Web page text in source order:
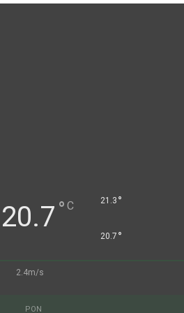
20.7 ° C 21.3 °
20.7 °
2.4m/s
PON